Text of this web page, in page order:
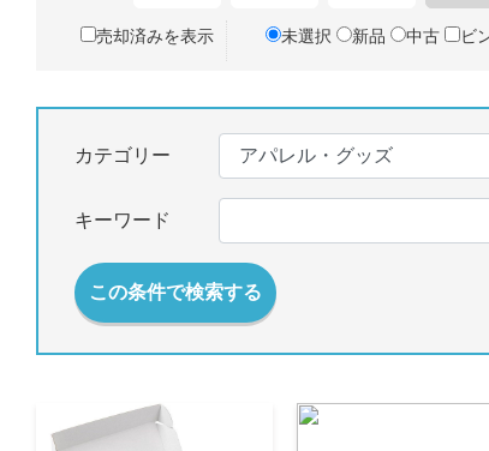
売却済みを表示 未選択 新品 中古 ビ
カテゴリー
キーワード
この条件で検索する